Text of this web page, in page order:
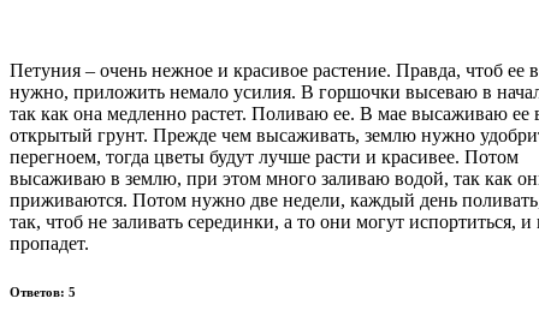
Петуния – очень нежное и красивое растение. Правда, чтоб ее
нужно, приложить немало усилия. В горшочки высеваю в
так как она медленно растет. Поливаю ее. В мае высаживаю ее
открытый грунт. Прежде чем высаживать, землю нужно
перегноем, тогда цветы будут лучше расти и красивее. Потом
высаживаю в землю, при этом много заливаю водой, так как
приживаются. Потом нужно две недели, каждый день
так, чтоб не заливать серединки, а то они могут испортиться, и
пропадет.
Ответов: 5